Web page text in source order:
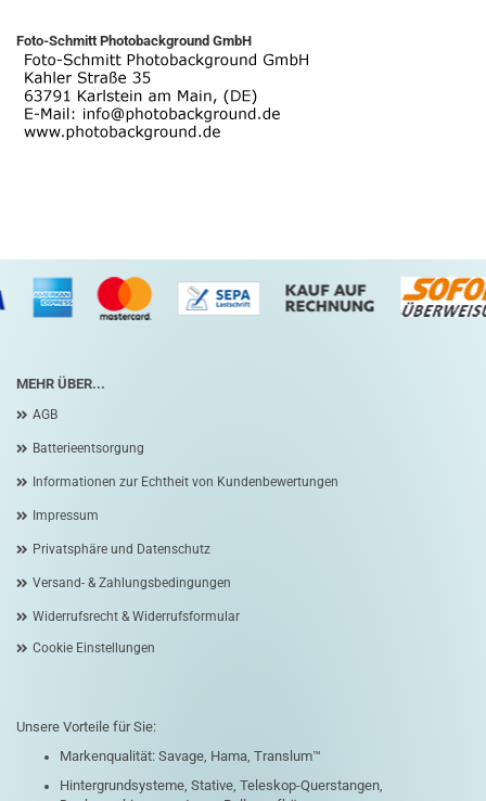
Foto-Schmitt Photobackground GmbH
MEHR ÜBER...
AGB
Batterieentsorgung
Informationen zur Echtheit von Kundenbewertungen
Impressum
Privatsphäre und Datenschutz
Versand- & Zahlungsbedingungen
Widerrufsrecht & Widerrufsformular
Cookie Einstellungen
Unsere Vorteile für Sie:
Markenqualität: Savage, Hama, Translum™
Hintergrundsysteme, Stative, Teleskop-Querstangen,